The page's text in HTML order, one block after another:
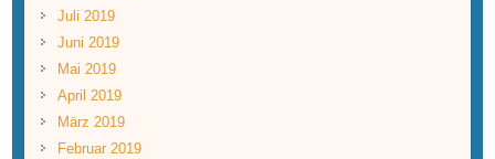
Juli 2019
Juni 2019
Mai 2019
April 2019
März 2019
Februar 2019